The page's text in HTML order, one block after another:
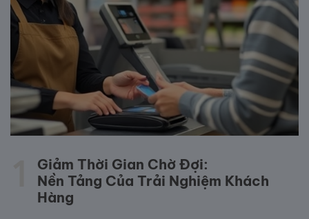
Giảm Thời Gian Chờ Đợi:
Nền Tảng Của Trải Nghiệm Khách
Hàng